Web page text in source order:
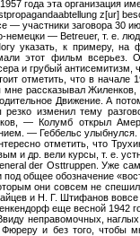
года эта организация
z[ur]
— участники заговора 30
немецки — Betreuer, т. е.
указать, к примеру, на
этот фильм всерьез.
и грубый антисемитизм,
отметить, что в начале
мне рассказывал
Движение. А
резко изменил тему
— Колумб открыл
— Геббельс улыбнулся.
отметить, что
и др. вели курсы, т. е.
der Osttruppen. Уже
под общее обозначение
они совсем не
и Н. Г. Штифанов вовсе
еще весной 1942
неправомочных,
и без того, чтобы